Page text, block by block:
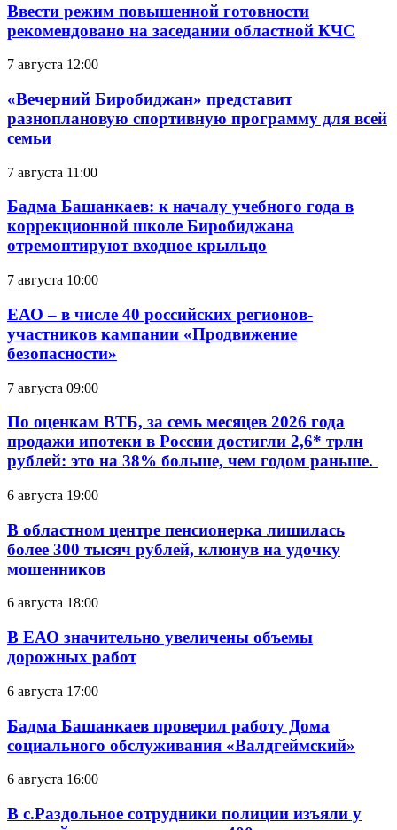
Ввести режим повышенной готовности
рекомендовано на заседании областной КЧС
7 августа 12:00
«Вечерний Биробиджан» представит
разноплановую спортивную программу для всей
семьи
7 августа 11:00
Бадма Башанкаев: к началу учебного года в
коррекционной школе Биробиджана
отремонтируют входное крыльцо
7 августа 10:00
ЕАО – в числе 40 российских регионов-
участников кампании «Продвижение
безопасности»
7 августа 09:00
По оценкам ВТБ, за семь месяцев 2026 года
продажи ипотеки в России достигли 2,6* трлн
рублей: это на 38% больше, чем годом раньше.
6 августа 19:00
В областном центре пенсионерка лишилась
более 300 тысяч рублей, клюнув на удочку
мошенников
6 августа 18:00
В ЕАО значительно увеличены объемы
дорожных работ
6 августа 17:00
Бадма Башанкаев проверил работу Дома
социального обслуживания «Валдгеймский»
6 августа 16:00
В с.Раздольное сотрудники полиции изъяли у